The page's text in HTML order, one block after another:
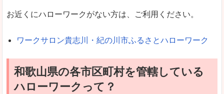
お近くにハローワークがない方は、ご利用ください。
ワークサロン貴志川・紀の川市ふるさとハローワーク
和歌山県の各市区町村を管轄している
ハローワークって？